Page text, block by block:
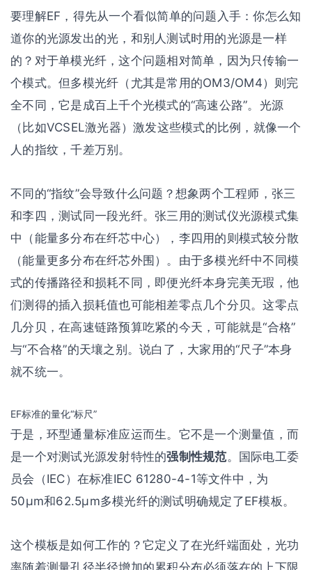
要理解EF，得先从一个看似简单的问题入手：你怎么知
道你的光源发出的光，和别人测试时用的光源是一样
的？对于单模光纤，这个问题相对简单，因为只传输一
个模式。但多模光纤（尤其是常用的OM3/OM4）则完
全不同，它是成百上千个光模式的“高速公路”。光源
（比如VCSEL激光器）激发这些模式的比例，就像一个
人的指纹，千差万别。
不同的“指纹”会导致什么问题？想象两个工程师，张三
和李四，测试同一段光纤。张三用的测试仪光源模式集
中（能量多分布在纤芯中心），李四用的则模式较分散
（能量更多分布在纤芯外围）。由于多模光纤中不同模
式的传播路径和损耗不同，即便光纤本身完美无瑕，他
们测得的插入损耗值也可能相差零点几个分贝。这零点
几分贝，在高速链路预算吃紧的今天，可能就是“合格”
与“不合格”的天壤之别。说白了，大家用的“尺子”本身
就不统一。
EF标准的量化“标尺”
于是，环型通量标准应运而生。它不是一个测量值，而
是一个对测试光源发射特性的强制性规范。国际电工委
员会（IEC）在标准IEC 61280-4-1等文件中，为
50μm和62.5μm多模光纤的测试明确规定了EF模板。
这个模板是如何工作的？它定义了在光纤端面处，光功